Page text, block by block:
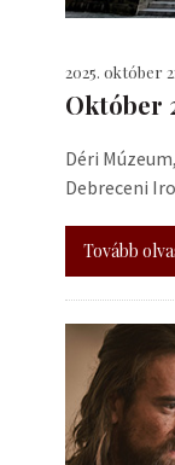
2025. október
Október
Déri
Debreceni
Tovább